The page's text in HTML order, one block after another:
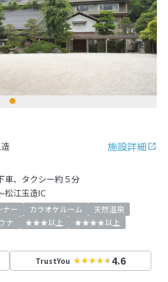
施設詳細
車、タクシー約５分
松江玉造IC
ナー カラオケルーム
天然温泉
ナ ★★★以上
★★★★以上
TrustYou 4.6